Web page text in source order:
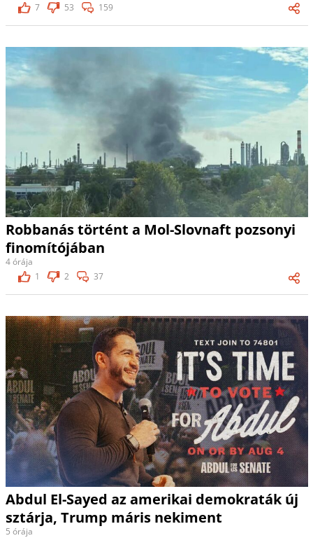
7
53 159
Robbanás történt a Mol-Slovnaft pozsonyi
finomítójában
4 órája
1
2 37
Abdul El-Sayed az amerikai demokraták új
sztárja, Trump máris nekiment
5 órája